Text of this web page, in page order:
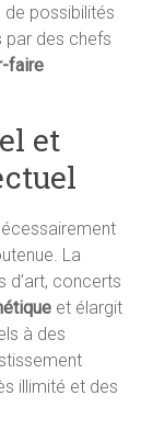
possibilités
par des chefs
faire
et
La
d’art, concerts
et élargit
à des
illimité et des